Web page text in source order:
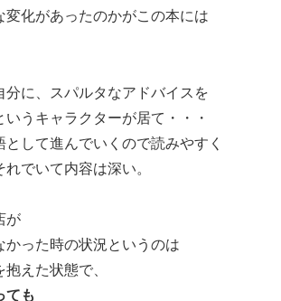
変化があったのかがこの本には
分に、スパルタなアドバイスを
いうキャラクターが居て・・・
として進んでいくので読みやすく
でいて内容は深い。
が
かった時の状況というのは
えた状態で、
ても